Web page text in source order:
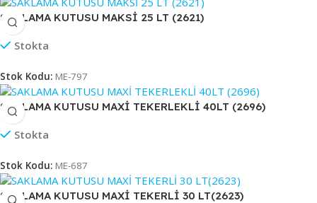
SAKLAMA KUTUSU MAKSİ 25 LT (2621)
Stokta
Stok Kodu: ME-797
SAKLAMA KUTUSU MAXİ TEKERLEKLİ 40LT (2696)
Stokta
Stok Kodu: ME-687
SAKLAMA KUTUSU MAXİ TEKERLİ 30 LT(2623)